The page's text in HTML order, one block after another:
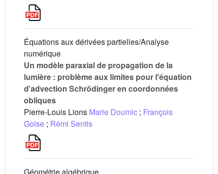
Équations aux dérivées partielles/Analyse
numérique
Un modèle paraxial de propagation de la
lumière : problème aux limites pour l'équation
d'advection Schrödinger en coordonnées
obliques
Pierre-Louis Lions Marie Doumic ; François
Golse ; Rémi Sentis